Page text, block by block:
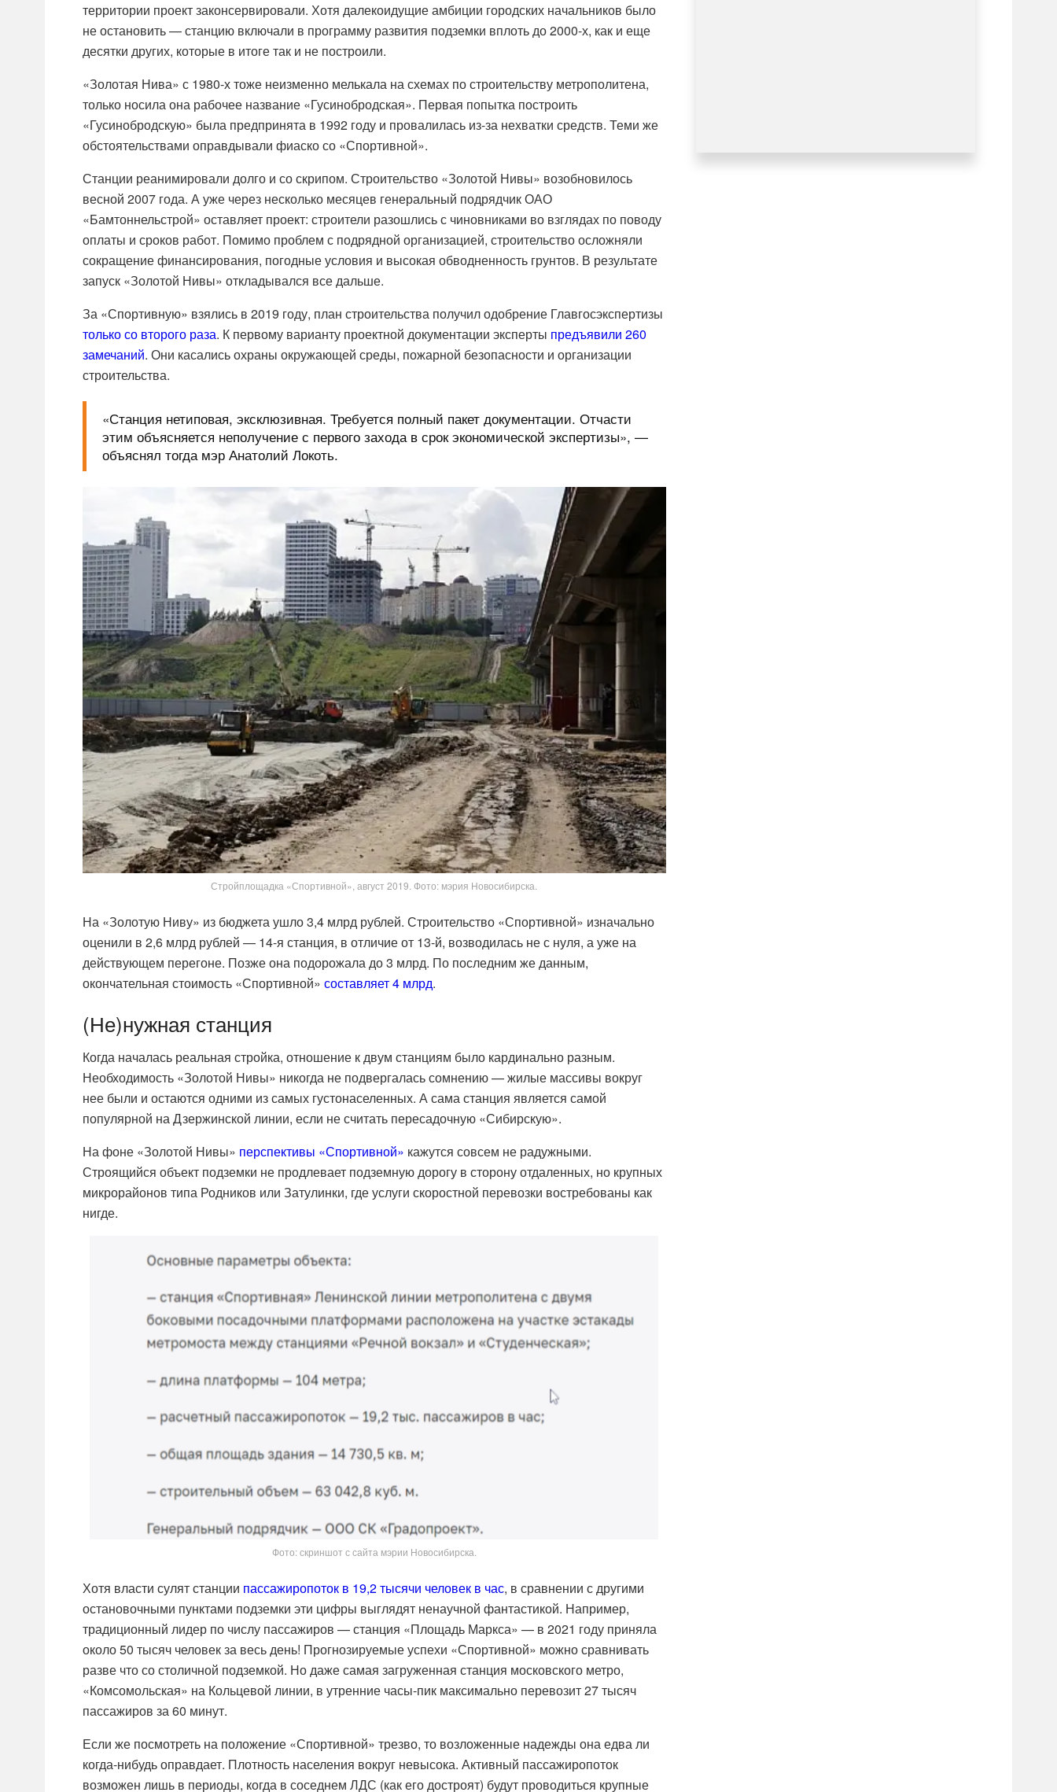
территории проект законсервировали. Хотя далекоидущие амбиции городских начальников было
не остановить — станцию включали в программу развития подземки вплоть до 2000-х, как и еще
десятки других, которые в итоге так и не построили.
«Золотая Нива» с 1980-х тоже неизменно мелькала на схемах по строительству метрополитена,
только носила она рабочее название «Гусинобродская». Первая попытка построить
«Гусинобродскую» была предпринята в 1992 году и провалилась из-за нехватки средств. Теми же
обстоятельствами оправдывали фиаско со «Спортивной».
Станции реанимировали долго и со скрипом. Строительство «Золотой Нивы» возобновилось
весной 2007 года. А уже через несколько месяцев генеральный подрядчик ОАО
«Бамтоннельстрой» оставляет проект: строители разошлись с чиновниками во взглядах по поводу
оплаты и сроков работ. Помимо проблем с подрядной организацией, строительство осложняли
сокращение финансирования, погодные условия и высокая обводненность грунтов. В результате
запуск «Золотой Нивы» откладывался все дальше.
За «Спортивную» взялись в 2019 году, план строительства получил одобрение Главгосэкспертизы
только со второго раза. К первому варианту проектной документации эксперты предъявили 260
замечаний. Они касались охраны окружающей среды, пожарной безопасности и организации
строительства.
«Станция нетиповая, эксклюзивная. Требуется полный пакет документации. Отчасти
этим объясняется неполучение с первого захода в срок экономической экспертизы», —
объяснял тогда мэр Анатолий Локоть.
Стройплощадка «Спортивной», август 2019. Фото: мэрия Новосибирска.
На «Золотую Ниву» из бюджета ушло 3,4 млрд рублей. Строительство «Спортивной» изначально
оценили в 2,6 млрд рублей — 14-я станция, в отличие от 13-й, возводилась не с нуля, а уже на
действующем перегоне. Позже она подорожала до 3 млрд. По последним же данным,
окончательная стоимость «Спортивной» составляет 4 млрд.
(Не)нужная станция
Когда началась реальная стройка, отношение к двум станциям было кардинально разным.
Необходимость «Золотой Нивы» никогда не подвергалась сомнению — жилые массивы вокруг
нее были и остаются одними из самых густонаселенных. А сама станция является самой
популярной на Дзержинской линии, если не считать пересадочную «Сибирскую».
На фоне «Золотой Нивы» перспективы «Спортивной» кажутся совсем не радужными.
Строящийся объект подземки не продлевает подземную дорогу в сторону отдаленных, но крупных
микрорайонов типа Родников или Затулинки, где услуги скоростной перевозки востребованы как
нигде.
Фото: скриншот с сайта мэрии Новосибирска.
Хотя власти сулят станции пассажиропоток в 19,2 тысячи человек в час, в сравнении с другими
остановочными пунктами подземки эти цифры выглядят ненаучной фантастикой. Например,
традиционный лидер по числу пассажиров — станция «Площадь Маркса» — в 2021 году приняла
около 50 тысяч человек за весь день! Прогнозируемые успехи «Спортивной» можно сравнивать
разве что со столичной подземкой. Но даже самая загруженная станция московского метро,
«Комсомольская» на Кольцевой линии, в утренние часы-пик максимально перевозит 27 тысяч
пассажиров за 60 минут.
Если же посмотреть на положение «Спортивной» трезво, то возложенные надежды она едва ли
когда-нибудь оправдает. Плотность населения вокруг невысока. Активный пассажиропоток
возможен лишь в периоды, когда в соседнем ЛДС (как его достроят) будут проводиться крупные